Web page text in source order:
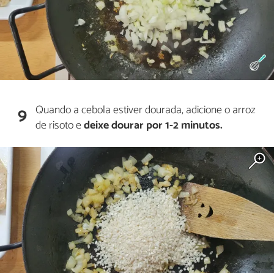
9 Quando a cebola estiver dourada, adicione o arroz
de risoto edeixe dourar por 1-2 minutos.